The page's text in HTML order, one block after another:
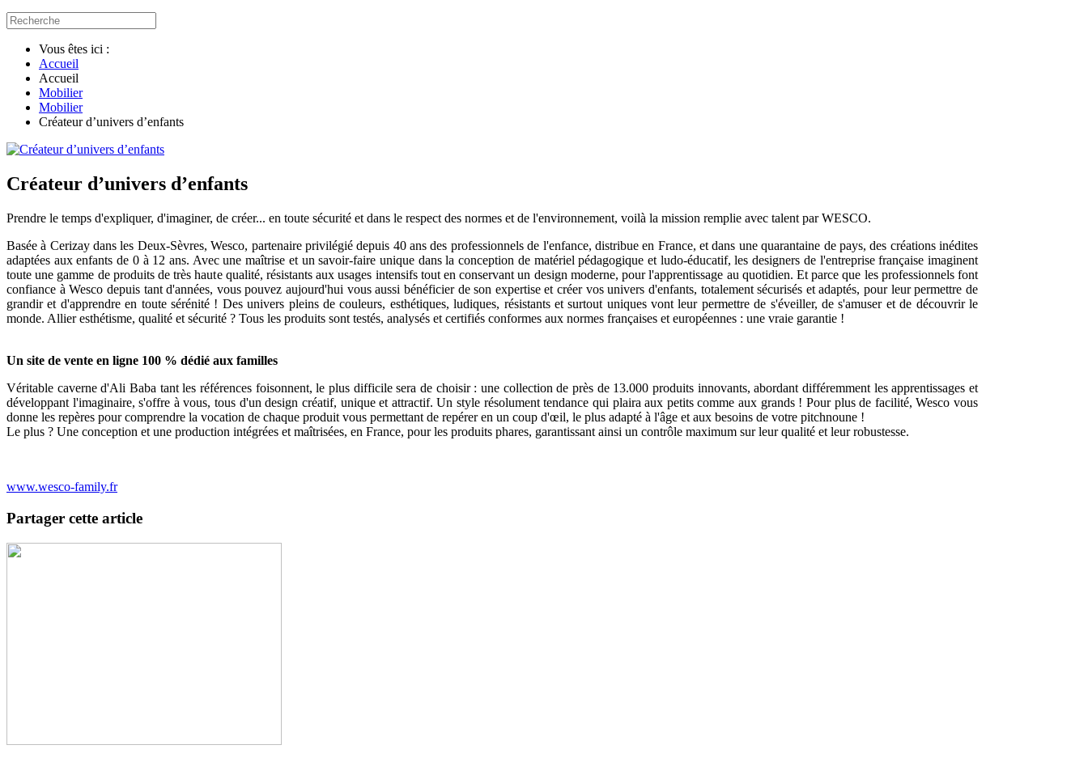
Vous êtes ici :
Accueil
Accueil
Mobilier
Mobilier
Créateur d’univers d’enfants
Créateur d’univers d’enfants
Prendre le temps d'expliquer, d'imaginer, de créer... en toute sécurité et dans le respect des normes et de l'environnement, voilà la mission remplie avec talent par WESCO.
Basée à Cerizay dans les Deux-Sèvres, Wesco, partenaire privilégié depuis 40 ans des professionnels de l'enfance, distribue en France, et dans une quarantaine de pays, des créations inédites
adaptées aux enfants de 0 à 12 ans. Avec une maîtrise et un savoir-faire unique dans la conception de matériel pédagogique et ludo-éducatif, les designers de l'entreprise française imaginent
toute une gamme de produits de très haute qualité, résistants aux usages intensifs tout en conservant un design moderne, pour l'apprentissage au quotidien. Et parce que les professionnels font
confiance à Wesco depuis tant d'années, vous pouvez aujourd'hui vous aussi bénéficier de son expertise et créer vos univers d'enfants, totalement sécurisés et adaptés, pour leur permettre de
grandir et d'apprendre en toute sérénité ! Des univers pleins de couleurs, esthétiques, ludiques, résistants et surtout uniques vont leur permettre de s'éveiller, de s'amuser et de découvrir le
monde. Allier esthétisme, qualité et sécurité ? Tous les produits sont testés, analysés et certifiés conformes aux normes françaises et européennes : une vraie garantie !
Un site de vente en ligne 100 % dédié aux familles
Véritable caverne d'Ali Baba tant les références foisonnent, le plus difficile sera de choisir : une collection de près de 13.000 produits innovants, abordant différemment les apprentissages et
développant l'imaginaire, s'offre à vous, tous d'un design créatif, unique et attractif. Un style résolument tendance qui plaira aux petits comme aux grands ! Pour plus de facilité, Wesco vous
donne les repères pour comprendre la vocation de chaque produit vous permettant de repérer en un coup d'œil, le plus adapté à l'âge et aux besoins de votre pitchnoune !
Le plus ? Une conception et une production intégrées et maîtrisées, en France, pour les produits phares, garantissant ainsi un contrôle maximum sur leur qualité et leur robustesse.
www.wesco-family.fr
Partager cette article